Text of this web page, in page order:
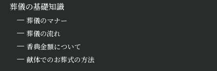
葬儀の基礎知識
葬儀のマナー
葬儀の流れ
香典金額について
献体でのお葬式の方法